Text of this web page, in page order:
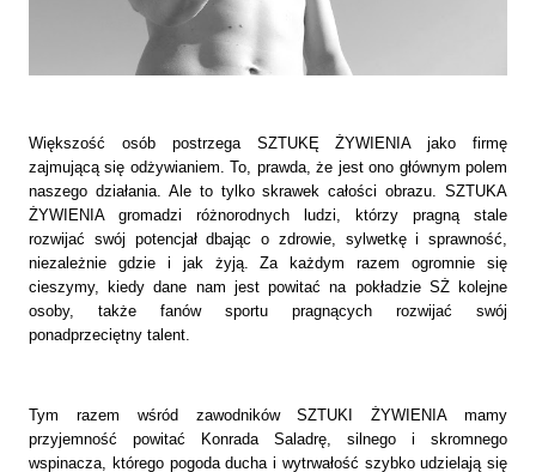
Większość osób postrzega SZTUKĘ ŻYWIENIA jako firmę
zajmującą się odżywianiem. To, prawda, że jest ono głównym polem
naszego działania. Ale to tylko skrawek całości obrazu. SZTUKA
ŻYWIENIA gromadzi różnorodnych ludzi, którzy pragną stale
rozwijać swój potencjał dbając o zdrowie, sylwetkę i sprawność,
niezależnie gdzie i jak żyją. Za każdym razem ogromnie się
cieszymy, kiedy dane nam jest powitać na pokładzie SŻ kolejne
osoby, także fanów sportu pragnących rozwijać swój
ponadprzeciętny talent.
Tym razem wśród zawodników SZTUKI ŻYWIENIAmamy
przyjemność powitać Konrada Saladrę, silnego i skromnego
wspinacza, którego pogoda ducha i wytrwałość szybko udzielają się